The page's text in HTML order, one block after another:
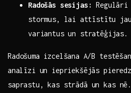
Radošās sesijas: Regulāri
stormus, lai⁢ attīstītu
variantus un stratēģijas.
Radošuma⁤ izcelšana ⁤A/B
⁢analīzi un iepriekšējās
saprastu,​ kas strādā un kas‌ nē.‌